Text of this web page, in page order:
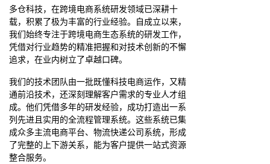
多仓科技，在跨境电商系统研发领域已深耕十
载，积累了极为丰富的行业经验。自成立以来，
我们始终专注于跨境电商生态系统的研发工作，
凭借对行业趋势的精准把握和对技术创新的不懈
追求，在业内树立了卓越口碑。
我们的技术团队由一批既懂科技电商运作，又精
通前沿技术，还深刻理解客户需求的专业人才组
成。他们凭借多年的研发经验，成功打造出一系
列先进且实用的全流程管理系统。这些系统已集
成众多主流电商平台、物流快递公司系统，形成
了完整的上下游关系，能为客户提供一站式资源
整合服务。